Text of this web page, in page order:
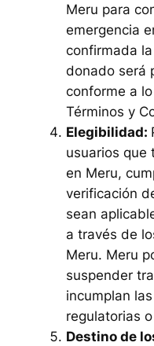
Meru para
emergencia
confirmada
donado será
conforme a
Términos y
Elegibilidad:
usuarios que
en Meru,
verificación
sean
a través de
Meru. Meru
suspender
incumplan
regulatorias
Destino de